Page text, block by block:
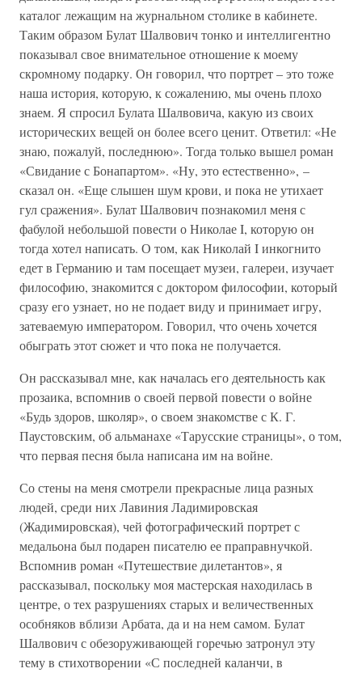
каталог лежащим на журнальном столике в кабинете.
Таким образом Булат Шалвович тонко и интеллигентно
показывал свое внимательное отношение к моему
скромному подарку. Он говорил, что портрет – это тоже
наша история, которую, к сожалению, мы очень плохо
знаем. Я спросил Булата Шалвовича, какую из своих
исторических вещей он более всего ценит. Ответил: «Не
знаю, пожалуй, последнюю». Тогда только вышел роман
«Свидание с Бонапартом». «Ну, это естественно», –
сказал он. «Еще слышен шум крови, и пока не утихает
гул сражения». Булат Шалвович познакомил меня с
фабулой небольшой повести о Николае I, которую он
тогда хотел написать. О том, как Николай I инкогнито
едет в Германию и там посещает музеи, галереи, изучает
философию, знакомится с доктором философии, который
сразу его узнает, но не подает виду и принимает игру,
затеваемую императором. Говорил, что очень хочется
обыграть этот сюжет и что пока не получается.
Он рассказывал мне, как началась его деятельность как
прозаика, вспомнив о своей первой повести о войне
«Будь здоров, школяр», о своем знакомстве с К. Г.
Паустовским, об альманахе «Тарусские страницы», о том,
что первая песня была написана им на войне.
Со стены на меня смотрели прекрасные лица разных
людей, среди них Лавиния Ладимировская
(Жадимировская), чей фотографический портрет с
медальона был подарен писателю ее праправнучкой.
Вспомнив роман «Путешествие дилетантов», я
рассказывал, поскольку моя мастерская находилась в
центре, о тех разрушениях старых и величественных
особняков вблизи Арбата, да и на нем самом. Булат
Шалвович с обезоруживающей горечью затронул эту
тему в стихотворении «С последней каланчи, в